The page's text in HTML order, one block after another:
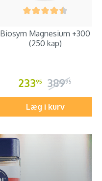
Biosym Magnesium +300
(250 kap)
23395 38995
Læg i kurv